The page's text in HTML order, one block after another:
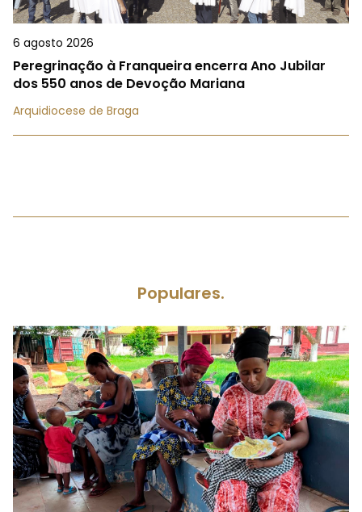
6 agosto 2026
Peregrinação à Franqueira encerra Ano Jubilar
dos 550 anos de Devoção Mariana
Arquidiocese de Braga
Populares.